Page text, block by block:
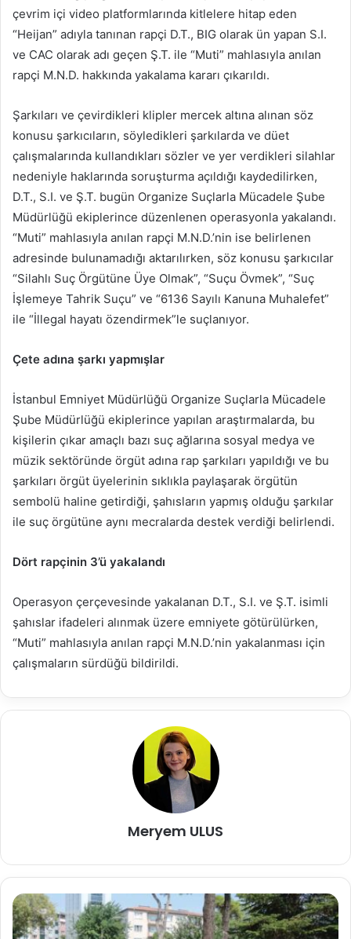
çevrim içi video platformlarında kitlelere hitap eden
“Heijan” adıyla tanınan rapçi D.T., BIG olarak ün yapan S.I.
ve CAC olarak adı geçen Ş.T. ile “Muti” mahlasıyla anılan
rapçi M.N.D. hakkında yakalama kararı çıkarıldı.
Şarkıları ve çevirdikleri klipler mercek altına alınan söz
konusu şarkıcıların, söyledikleri şarkılarda ve düet
çalışmalarında kullandıkları sözler ve yer verdikleri silahlar
nedeniyle haklarında soruşturma açıldığı kaydedilirken,
D.T., S.I. ve Ş.T. bugün Organize Suçlarla Mücadele Şube
Müdürlüğü ekiplerince düzenlenen operasyonla yakalandı.
“Muti” mahlasıyla anılan rapçi M.N.D.’nin ise belirlenen
adresinde bulunamadığı aktarılırken, söz konusu şarkıcılar
“Silahlı Suç Örgütüne Üye Olmak”, “Suçu Övmek”, “Suç
İşlemeye Tahrik Suçu” ve “6136 Sayılı Kanuna Muhalefet”
ile “İllegal hayatı özendirmek”le suçlanıyor.
Çete adına şarkı yapmışlar
İstanbul Emniyet Müdürlüğü Organize Suçlarla Mücadele
Şube Müdürlüğü ekiplerince yapılan araştırmalarda, bu
kişilerin çıkar amaçlı bazı suç ağlarına sosyal medya ve
müzik sektöründe örgüt adına rap şarkıları yapıldığı ve bu
şarkıları örgüt üyelerinin sıklıkla paylaşarak örgütün
sembolü haline getirdiği, şahısların yapmış olduğu şarkılar
ile suç örgütüne aynı mecralarda destek verdiği belirlendi.
Dört rapçinin 3’ü yakalandı
Operasyon çerçevesinde yakalanan D.T., S.I. ve Ş.T. isimli
şahıslar ifadeleri alınmak üzere emniyete götürülürken,
“Muti” mahlasıyla anılan rapçi M.N.D.’nin yakalanması için
çalışmaların sürdüğü bildirildi.
Meryem ULUS